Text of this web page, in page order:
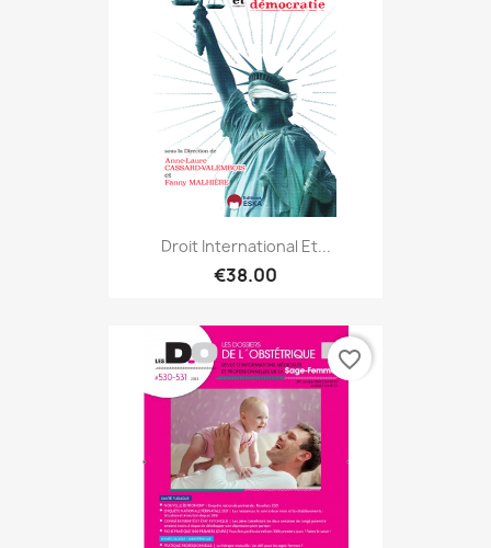
ONLINE ONLY
Droit International Et...
€38.00
favorite_border